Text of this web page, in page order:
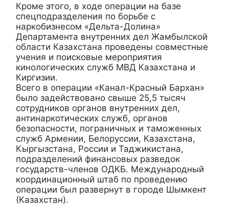
Кроме этого, в ходе операции на базе
спецподразделения по борьбе с
наркобизнесом «Дельта-Долина»
Департамента внутренних дел Жамбылской
области Казахстана проведены совместные
учения и поисковые мероприятия
кинологических служб МВД Казахстана и
Киргизии.
Всего в операции «Канал-Красный Бархан»
было задействовано свыше 25,5 тысяч
сотрудников органов внутренних дел,
антинаркотических служб, органов
безопасности, пограничных и таможенных
служб Армении, Белоруссии, Казахстана,
Кыргызстана, России и Таджикистана,
подразделений финансовых разведок
государств-членов ОДКБ. Международный
координационный штаб по проведению
операции был развернут в городе Шымкент
(Казахстан).